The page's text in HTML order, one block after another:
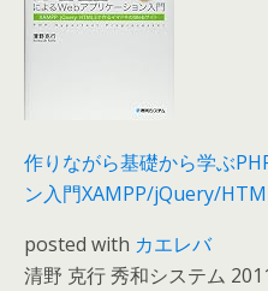
作りながら基礎から学ぶ
ン入門XAMPP/jQuery/
posted with カエレバ
清野 克行 秀和システム